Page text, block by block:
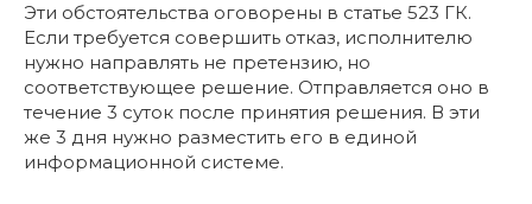
Эти обстоятельства оговорены в статье 523 ГК.
Если требуется совершить отказ, исполнителю
нужно направлять не претензию, но
соответствующее решение. Отправляется оно в
течение 3 суток после принятия решения. В эти
же 3 дня нужно разместить его в единой
информационной системе.